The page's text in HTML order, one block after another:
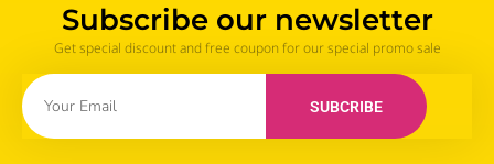
Subscribe our newsletter
Get special discount and free coupon for our special promo sale
SUBCRIBE